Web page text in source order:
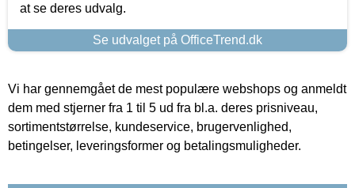
at se deres udvalg.
Se udvalget på OfficeTrend.dk
Vi har gennemgået de mest populære webshops og anmeldt
dem med stjerner fra 1 til 5 ud fra bl.a. deres prisniveau,
sortimentstørrelse, kundeservice, brugervenlighed,
betingelser, leveringsformer og betalingsmuligheder.